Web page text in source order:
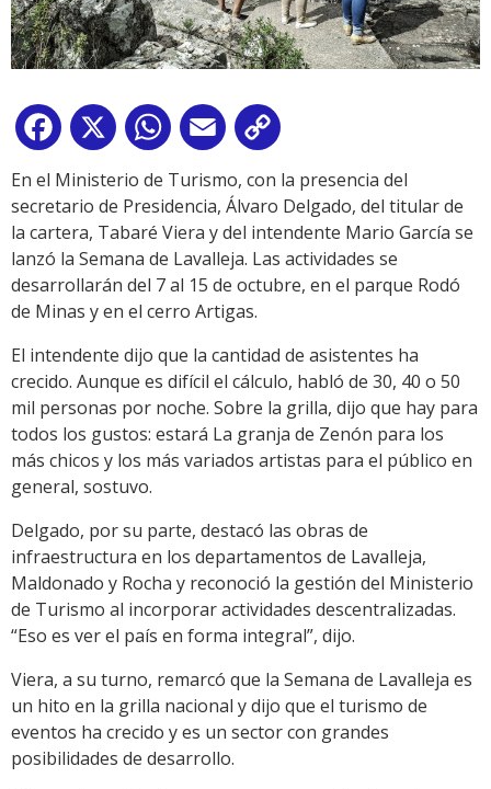
Facebook
X WhatsApp
Email
Link
En el Ministerio de Turismo, con la presencia del
secretario de Presidencia, Álvaro Delgado, del titular de
la cartera, Tabaré Viera y del intendente Mario García se
lanzó la Semana de Lavalleja. Las actividades se
desarrollarán del 7 al 15 de octubre, en el parque Rodó
de Minas y en el cerro Artigas.
El intendente dijo que la cantidad de asistentes ha
crecido. Aunque es difícil el cálculo, habló de 30, 40 o 50
mil personas por noche. Sobre la grilla, dijo que hay para
todos los gustos: estará La granja de Zenón para los
más chicos y los más variados artistas para el público en
general, sostuvo.
Delgado, por su parte, destacó las obras de
infraestructura en los departamentos de Lavalleja,
Maldonado y Rocha y reconoció la gestión del Ministerio
de Turismo al incorporar actividades descentralizadas.
“Eso es ver el país en forma integral”, dijo.
Viera, a su turno, remarcó que la Semana de Lavalleja es
un hito en la grilla nacional y dijo que el turismo de
eventos ha crecido y es un sector con grandes
posibilidades de desarrollo.